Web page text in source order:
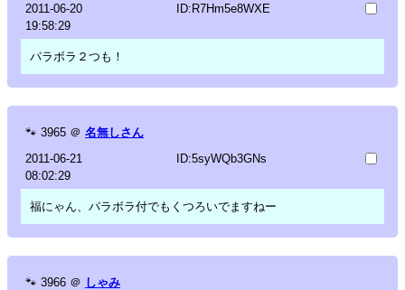
2011-06-20
19:58:29
ID:R7Hm5e8WXE
パラボラ２つも！
🐾 3965 ＠ 名無しさん
2011-06-21
08:02:29
ID:5syWQb3GNs
福にゃん、パラボラ付でもくつろいでますねー
🐾 3966 ＠ しゃみ